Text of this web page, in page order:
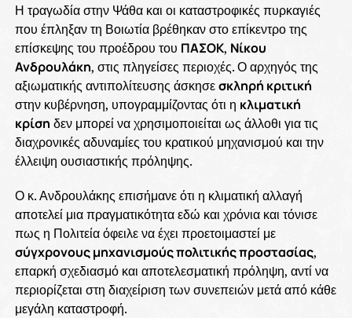
Η τραγωδία στην Ψάθα και οι καταστροφικές πυρκαγιές
που έπληξαν τη Βοιωτία βρέθηκαν στο επίκεντρο της
επίσκεψης του προέδρου του ΠΑΣΟΚ, Νίκου
Ανδρουλάκη, στις πληγείσες περιοχές. Ο αρχηγός της
αξιωματικής αντιπολίτευσης άσκησεσκληρή κριτική
στην κυβέρνηση, υπογραμμίζοντας ότι η κλιματική
κρίση δεν μπορεί να χρησιμοποιείται ως άλλοθι για τις
διαχρονικές αδυναμίες του κρατικού μηχανισμού και την
έλλειψη ουσιαστικής πρόληψης.
Ο κ. Ανδρουλάκης επισήμανε ότι η κλιματική αλλαγή
αποτελεί μια πραγματικότητα εδώ και χρόνια και τόνισε
πως η Πολιτεία όφειλε να έχει προετοιμαστεί με
σύγχρονους μηχανισμούς πολιτικής προστασίας,
επαρκή σχεδιασμό και αποτελεσματική πρόληψη, αντί να
περιορίζεται στη διαχείριση των συνεπειών μετά από κάθε
μεγάλη καταστροφή.